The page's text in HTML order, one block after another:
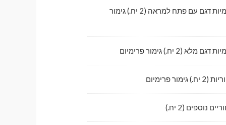
לדלתות קדמיות דגם עם פתח למראה (2 יח.) גימור
(2 יח.) גימור פרימיום
פרימיום
נוספים (2 יח.)